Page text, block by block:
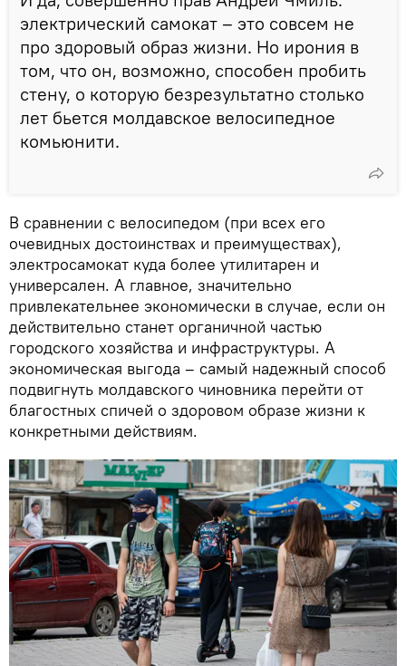
электрический самокат – это совсем не
про здоровый образ жизни. Но ирония в
том, что он, возможно, способен пробить
стену, о которую безрезультатно столько
лет бьется молдавское велосипедное
комьюнити.
В сравнении с велосипедом (при всех его
очевидных достоинствах и преимуществах),
электросамокат куда более утилитарен и
универсален. А главное, значительно
привлекательнее экономически в случае, если он
действительно станет органичной частью
городского хозяйства и инфраструктуры. А
экономическая выгода – самый надежный способ
подвигнуть молдавского чиновника перейти от
благостных спичей о здоровом образе жизни к
конкретными действиям.